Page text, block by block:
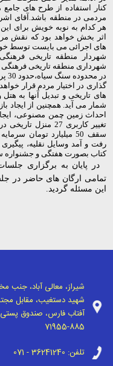
کنار استفاده از طرح های
مردمی در منطقه باشد.آقای
هر کدام به نوبه خویش برای
اثر بخش خواهد بود که نقش
های اجرائی می بایست توسط
شهردار منطقه تاریخی
شهرداری منطقه تاریخی فرهنگی
گذاری در اختیار مردم قرار
های تاریخی و تبدیل آنها به
شمار می آید. همچنین از ایجاد
احداث زمین چمن مصنوعی،
تغییر کاربری 27
سقف 50 میلیارد
رفت و آمد وسایل نقلیه،
کتاب بصورت هفتگی و جشنواره
در پایان به برگزاری
تمامی ارگان های حاضر در
این مسئله گردید.
شیراز، معالی آباد، جنب
شهید دستغیب، مقابل
آفتاب فارس، صندوق
71955-885
تلفن: 071 - 36241240